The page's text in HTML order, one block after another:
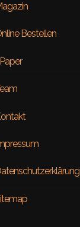
Bestellen